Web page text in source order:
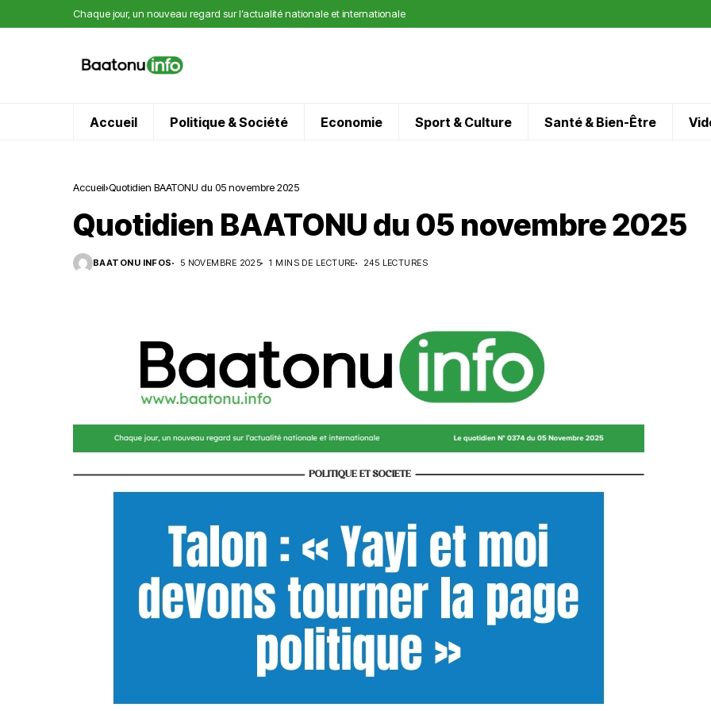
Chaque jour, un nouveau regard sur l’actualité nationale et internationale
Accueil Politique & Société Economie Sport & Culture Santé & Bien-Être
Accueil Quotidien BAATONU du 05 novembre 2025
Quotidien BAATONU du 05 novembre 2025
BAATONU INFOS 5 NOVEMBRE 2025 1 MINS DE LECTURE 245 LECTURES